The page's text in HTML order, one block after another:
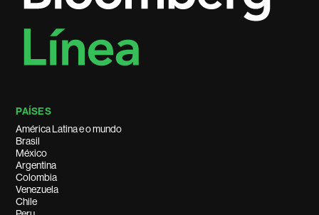
PAÍSES
América Latina e o mundo
Brasil
México
Argentina
Colombia
Venezuela
Chile